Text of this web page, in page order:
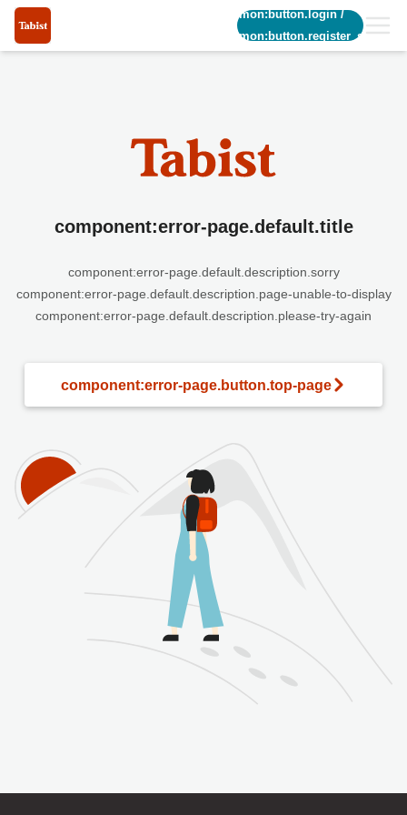
common:button.login/
common:button.register_short
component:error-page.default.title
component:error-page.default.description.sorry
component:error-page.default.description.page-unable-to-display
component:error-page.default.description.please-try-again
component:error-page.button.top-page